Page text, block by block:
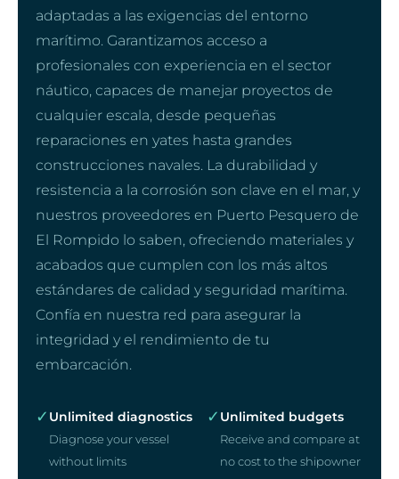
adaptadas a las exigencias del entorno
marítimo. Garantizamos acceso a
profesionales con experiencia en el sector
náutico, capaces de manejar proyectos de
cualquier escala, desde pequeñas
reparaciones en yates hasta grandes
construcciones navales. La durabilidad y
resistencia a la corrosión son clave en el mar, y
nuestros proveedores en Puerto Pesquero de
El Rompido lo saben, ofreciendo materiales y
acabados que cumplen con los más altos
estándares de calidad y seguridad marítima.
Confía en nuestra red para asegurar la
integridad y el rendimiento de tu
embarcación.
✓ Unlimited diagnostics
Diagnose your vessel
without limits
✓ Unlimited budgets
Receive and compare at
no cost to the shipowner